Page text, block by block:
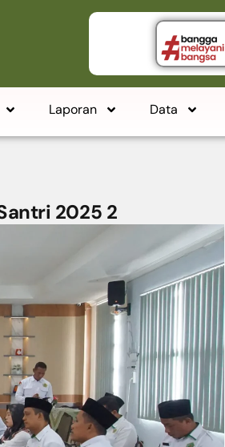
Laporan Data
2025 2